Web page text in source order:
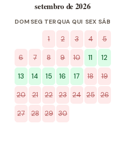
setembro de 2026
DOMSEG TERQUA QUI SEX SÁB
1 2 3 4 5
6 7 8 9 10 11 12
13 14 15 16 17 18 19
20 21 22 23 24 25 26
27 28 29 30